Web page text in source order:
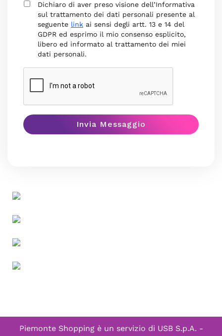
Dichiaro di aver preso visione dell’Informativa
sul trattamento dei dati personali presente al
seguente link ai sensi degli artt. 13 e 14 del
GDPR ed esprimo il mio consenso esplicito,
libero ed informato al trattamento dei miei
dati personali.
Piemonte Shopping è un servizio di USB S.p.A. -